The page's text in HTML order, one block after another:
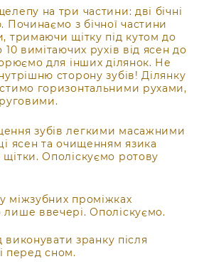
на три частини: дві бічні
з бічної частини
тримаючи щітку під кутом до
10 вимітаючих рухів від ясен до
для інших ділянок. Не
сторону зубів! Ділянку
горизонтальними рухами,
зубів легкими масажними
ясен та очищенням язика
Ополіскуємо ротову
міжзубних проміжках
ввечері. Ополіскуємо.
зранку після
перед сном.